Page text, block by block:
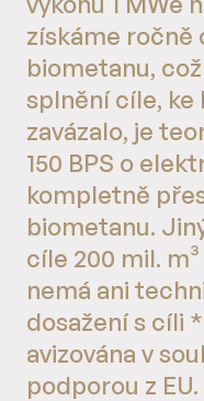
získáme ročně
biometanu, což
splnění cíle, ke
zavázalo, je
150 BPS o
kompletně
biometanu.
cíle 200 mil.
nemá ani
dosažení s cíli
avizována v
podporou z EU.